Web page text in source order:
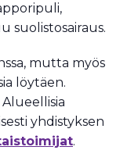
suolistosairaus.
mutta myös
löytäen.
yhdistyksen
.